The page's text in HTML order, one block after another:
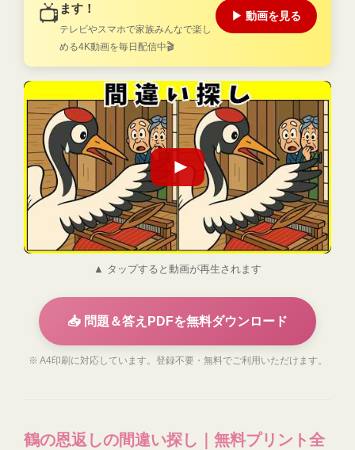
📺 ます！
テレビやスマホで家族みんなで楽し
める4K動画を毎日配信中🎬
▶ 動画を見る
▲ タップすると動画が再生されます
📥 問題＆答えPDFを無料ダウンロード
※ A4印刷に対応しています。登録不要・無料でご利用いただけます。
鶴の恩返しの間違い探し｜無料プリント全